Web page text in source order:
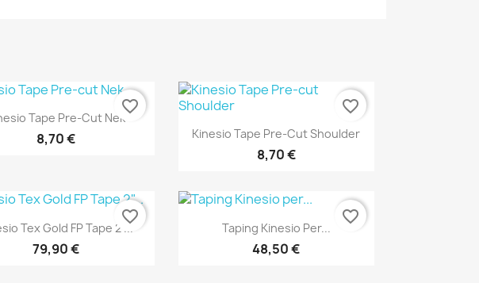
Anteprima
Tape Pre-Cut Nek
8,70 €
favorite_border
Anteprima
Kinesio Tape Pre-Cut Shoulder
8,70 €
favorite_border
Anteprima
Tex Gold FP Tape 2"...
79,90 €
favorite_border Anteprima
Taping Kinesio Per...
48,50 €
favorite_border